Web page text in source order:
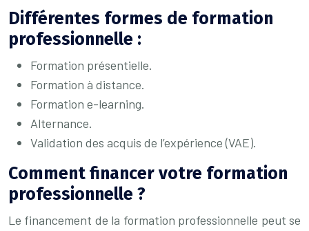
Différentes formes de formation
professionnelle :
Formation présentielle.
Formation à distance.
Formation e-learning.
Alternance.
Validation des acquis de l’expérience (VAE).
Comment financer votre formation
professionnelle ?
Le financement de la formation professionnelle peut se